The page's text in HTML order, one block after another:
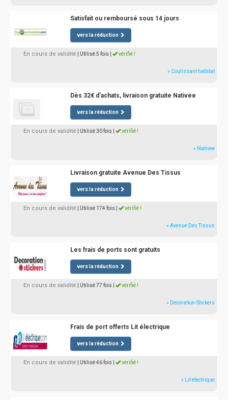
Satisfait ou remboursé sous 14 jours
vers la réduction
En cours de validité | Utilisé 5 fois vérifié !
» Coulissant habitat
Dès 32€ d'achats, livraison gratuite Nativee
vers la réduction
En cours de validité | Utilisé 30 fois vérifié !
» Nativee
Livraison gratuite Avenue Des Tissus
vers la réduction
En cours de validité | Utilisé 174 fois vérifié !
» Avenue Des Tissus
Les frais de ports sont gratuits
vers la réduction
En cours de validité | Utilisé 77 fois vérifié !
» Decoration-Stickers
Frais de port offerts Lit électrique
vers la réduction
En cours de validité | Utilisé 46 fois vérifié !
» Lit électrique